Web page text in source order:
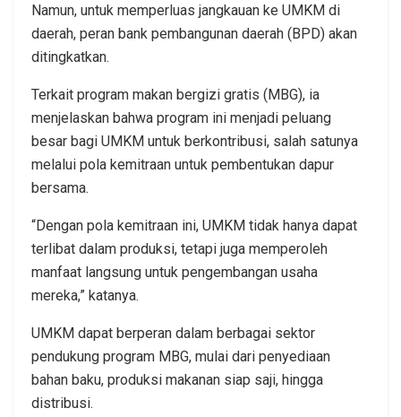
Namun, untuk memperluas jangkauan ke UMKM di
daerah, peran bank pembangunan daerah (BPD) akan
ditingkatkan.
Terkait program makan bergizi gratis (MBG), ia
menjelaskan bahwa program ini menjadi peluang
besar bagi UMKM untuk berkontribusi, salah satunya
melalui pola kemitraan untuk pembentukan dapur
bersama.
“Dengan pola kemitraan ini, UMKM tidak hanya dapat
terlibat dalam produksi, tetapi juga memperoleh
manfaat langsung untuk pengembangan usaha
mereka,” katanya.
UMKM dapat berperan dalam berbagai sektor
pendukung program MBG, mulai dari penyediaan
bahan baku, produksi makanan siap saji, hingga
distribusi.